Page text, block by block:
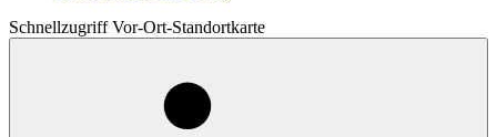
Schnellzugriff Vor-Ort-Standortkarte